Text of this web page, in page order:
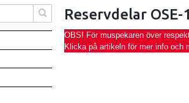
Reservdelar OSE-
OBS! För muspekaren över
Klicka på artikeln för mer info och